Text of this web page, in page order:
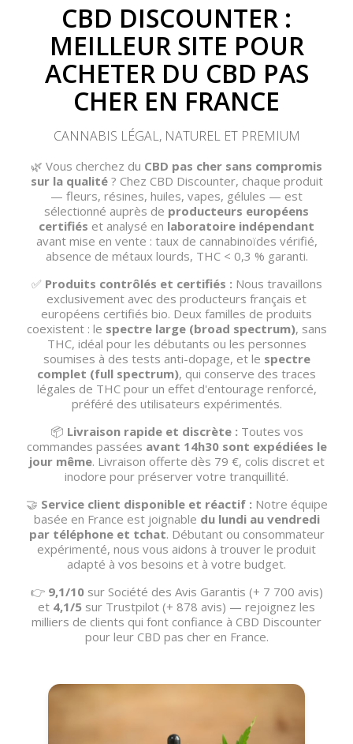
(30 avis)
(45 avis)
CBD DISCOUNTER :
MEILLEUR SITE POUR
ACHETER DU CBD PAS
CHER EN FRANCE
CANNABIS LÉGAL, NATUREL ET PREMIUM
🌿 Vous cherchez du CBD pas cher sans compromis
sur la qualité? Chez CBD Discounter, chaque produit
— fleurs, résines, huiles, vapes, gélules — est
sélectionné auprès de producteurs européens
certifiés et analysé en laboratoire indépendant
avant mise en vente : taux de cannabinoïdes vérifié,
absence de métaux lourds, THC < 0,3 % garanti.
✅ Produits contrôlés et certifiés : Nous travaillons
exclusivement avec des producteurs français et
européens certifiés bio. Deux familles de produits
coexistent : le spectre large (broad spectrum), sans
THC, idéal pour les débutants ou les personnes
soumises à des tests anti-dopage, et le spectre
complet (full spectrum), qui conserve des traces
légales de THC pour un effet d'entourage renforcé,
préféré des utilisateurs expérimentés.
📦 Livraison rapide et discrète : Toutes vos
commandes passées avant 14h30 sont expédiées le
jour même. Livraison offerte dès 79 €, colis discret et
inodore pour préserver votre tranquillité.
🤝 Service client disponible et réactif : Notre équipe
basée en France est joignable du lundi au vendredi
par téléphone et tchat. Débutant ou consommateur
expérimenté, nous vous aidons à trouver le produit
adapté à vos besoins et à votre budget.
👉 9,1/10sur Société des Avis Garantis (+ 7 700 avis)
et 4,1/5 sur Trustpilot (+ 878 avis) — rejoignez les
milliers de clients qui font confiance à CBD Discounter
pour leur CBD pas cher en France.